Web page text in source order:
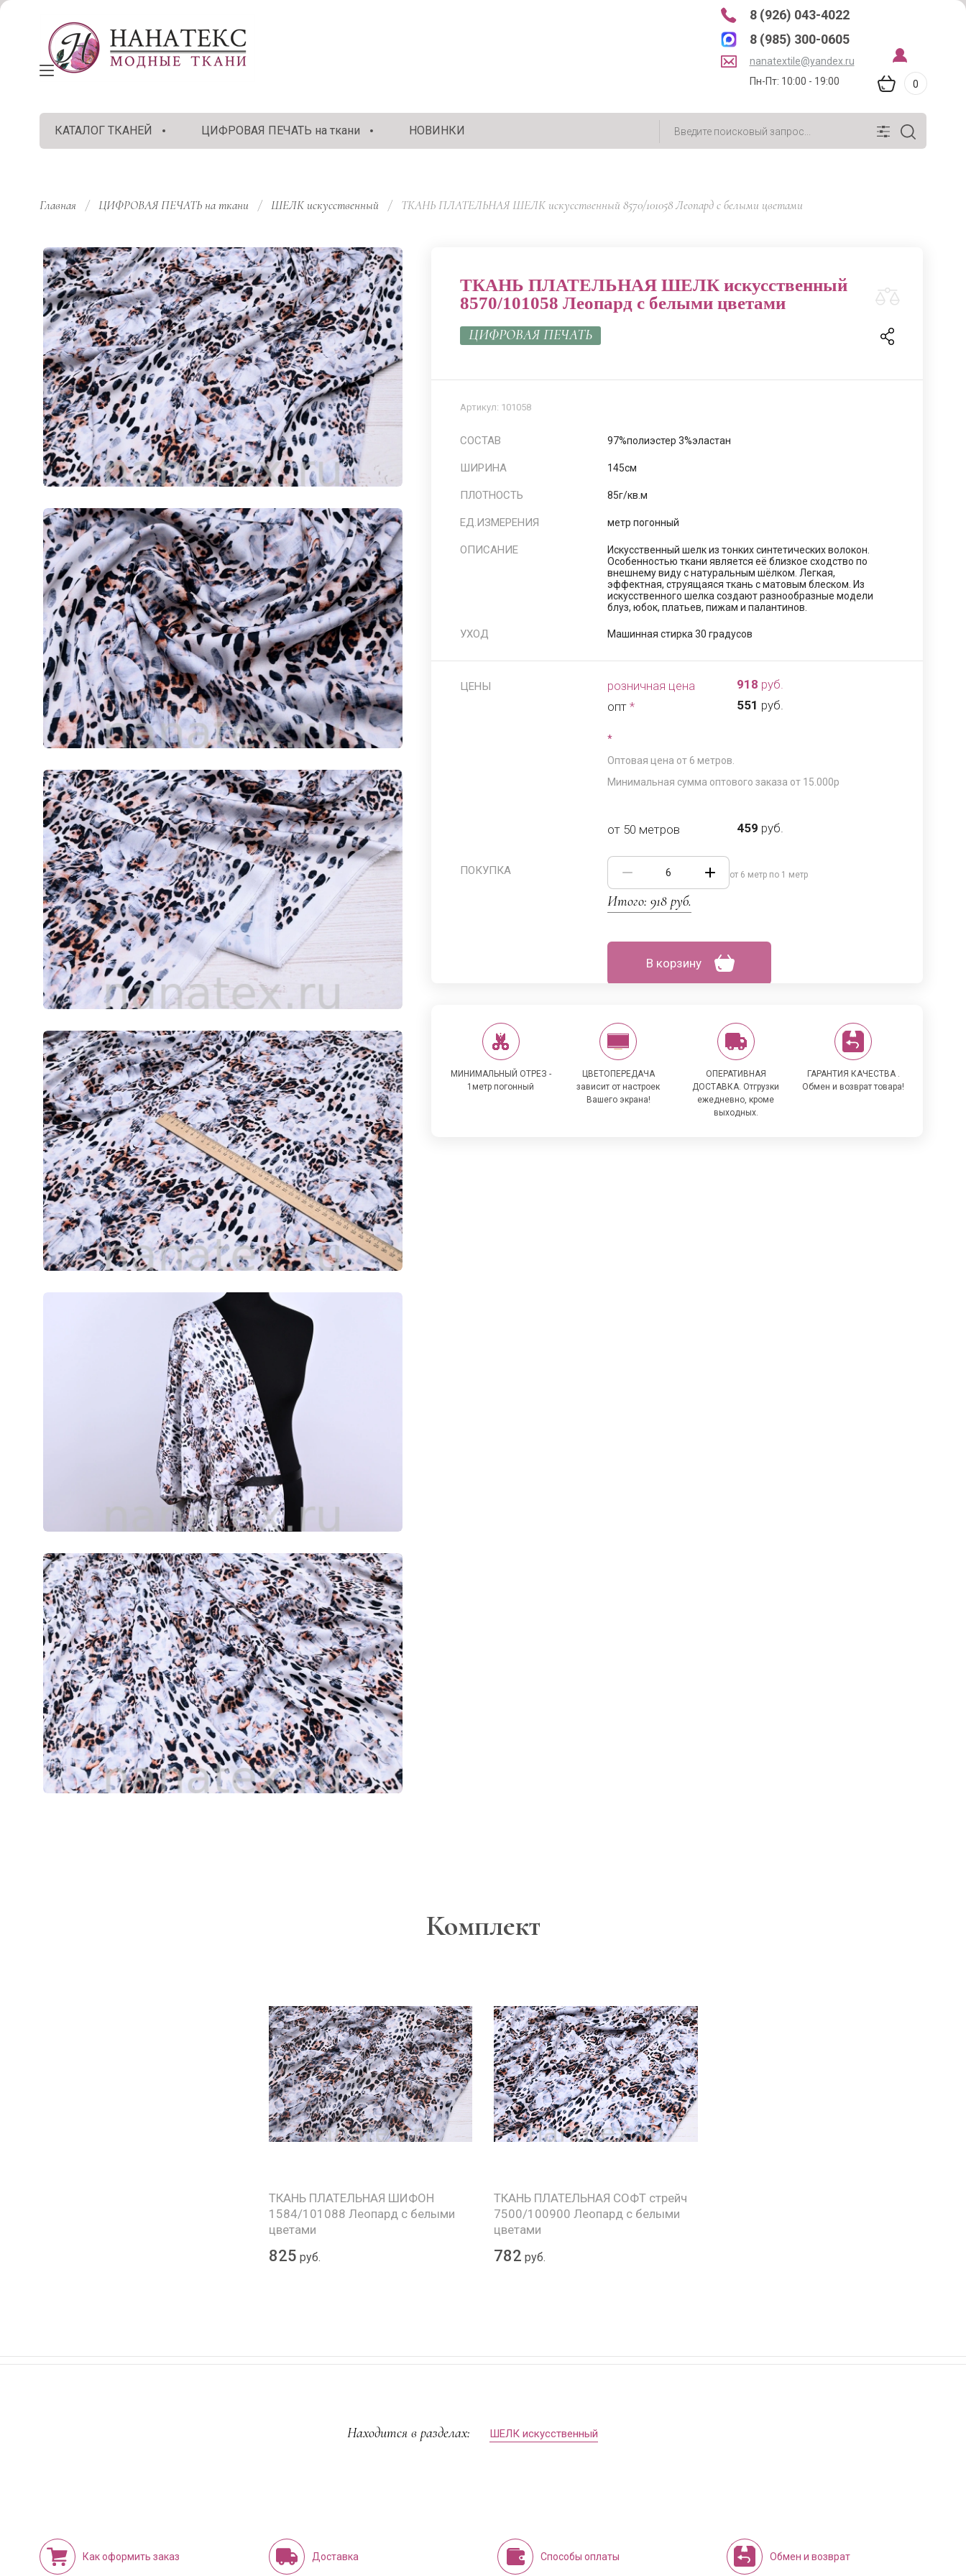
0
8 (926) 043-4022
8 (985) 300-0605
nanatextile@yandex.ru
Пн-Пт: 10:00 - 19:00
КАТАЛОГ ТКАНЕЙ ЦИФРОВАЯ ПЕЧАТЬ на ткани НОВИНКИ
Главная / ЦИФРОВАЯ ПЕЧАТЬ на ткани / ШЕЛК искусственный /
  ТКАНЬ ПЛАТЕЛЬНАЯ ШЕЛК искусственный 8570/101058 Леопард с белыми цветами
ТКАНЬ ПЛАТЕЛЬНАЯ ШЕЛК искусственный
8570/101058 Леопард с белыми цветами
ЦИФРОВАЯ ПЕЧАТЬ
Артикул: 101058
СОСТАВ 97%полиэстер 3%эластан
ШИРИНА 145см
ПЛОТНОСТЬ 85г/кв.м
ЕД.ИЗМЕРЕНИЯ метр погонный
ОПИСАНИЕ
Искусственный шелк из тонких синтетических волокон.
Особенностью ткани является её близкое сходство по
внешнему виду с натуральным шёлком. Легкая,
эффектная, струящаяся ткань с матовым блеском. Из
искусственного шелка создают разнообразные модели
блуз, юбок, платьев, пижам и палантинов.
УХОД Машинная стирка 30 градусов
ЦЕНЫ розничная цена 918 руб.
опт * 551 руб.
*
Оптовая цена от 6 метров.
Минимальная сумма оптового заказа от 15.000р
от 50 метров 459 руб.
ПОКУПКА от 6 метр по 1 метр
Итого: 918 руб.
В корзину
МИНИМАЛЬНЫЙ ОТРЕЗ -
1метр погонный
ЦВЕТОПЕРЕДАЧА
зависит от настроек
Вашего экрана!
ОПЕРАТИВНАЯ
ДОСТАВКА. Отгрузки
ежедневно, кроме
выходных.
ГАРАНТИЯ КАЧЕСТВА .
Обмен и возврат товара!
Комплект
ТКАНЬ ПЛАТЕЛЬНАЯ ШИФОН
1584/101088 Леопард с белыми
цветами
825 руб.
ТКАНЬ ПЛАТЕЛЬНАЯ СОФТ стрейч
7500/100900 Леопард с белыми
цветами
782 руб.
Находится в разделах: ШЕЛК искусственный
Как оформить заказ Доставка Способы оплаты Обмен и возврат